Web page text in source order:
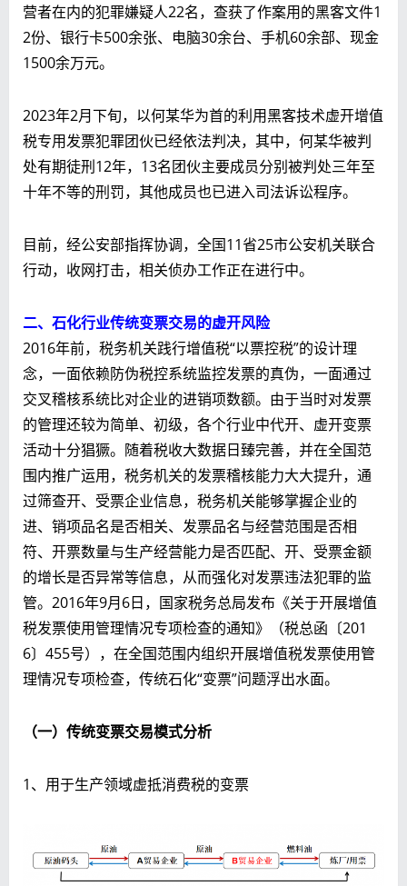
营者在内的犯罪嫌疑人22名，查获了作案用的黑客文件1
2份、银行卡500余张、电脑30余台、手机60余部、现金
1500余万元。
2023年2月下旬，以何某华为首的利用黑客技术虚开增值
税专用发票犯罪团伙已经依法判决，其中，何某华被判
处有期徒刑12年，13名团伙主要成员分别被判处三年至
十年不等的刑罚，其他成员也已进入司法诉讼程序。
目前，经公安部指挥协调，全国11省25市公安机关联合
行动，收网打击，相关侦办工作正在进行中。
二、石化行业传统变票交易的虚开风险
2016年前，税务机关践行增值税“以票控税”的设计理
念，一面依赖防伪税控系统监控发票的真伪，一面通过
交叉稽核系统比对企业的进销项数额。由于当时对发票
的管理还较为简单、初级，各个行业中代开、虚开变票
活动十分猖獗。随着税收大数据日臻完善，并在全国范
围内推广运用，税务机关的发票稽核能力大大提升，通
过筛查开、受票企业信息，税务机关能够掌握企业的
进、销项品名是否相关、发票品名与经营范围是否相
符、开票数量与生产经营能力是否匹配、开、受票金额
的增长是否异常等信息，从而强化对发票违法犯罪的监
管。2016年9月6日，国家税务总局发布《关于开展增值
税发票使用管理情况专项检查的通知》（税总函〔201
6〕455号），在全国范围内组织开展增值税发票使用管
理情况专项检查，传统石化“变票”问题浮出水面。
（一）传统变票交易模式分析
1、用于生产领域虚抵消费税的变票